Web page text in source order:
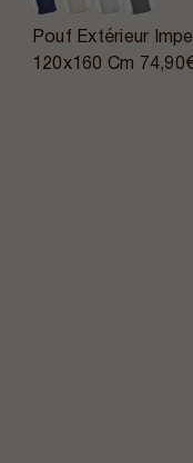
Pouf Extérieur
120x160 Cm